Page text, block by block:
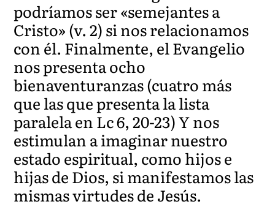
podríamos ser «semejantes a
Cristo» (v. 2) si nos relacionamos
con él. Finalmente, el Evangelio
nos presenta ocho
bienaventuranzas (cuatro más
que las que presenta la lista
paralela en Lc 6, 20-23) Y nos
estimulan a imaginar nuestro
estado espiritual, como hijos e
hijas de Dios, si manifestamos las
mismas virtudes de Jesús.